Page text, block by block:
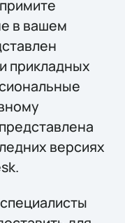
в вашем
прикладных
версиях